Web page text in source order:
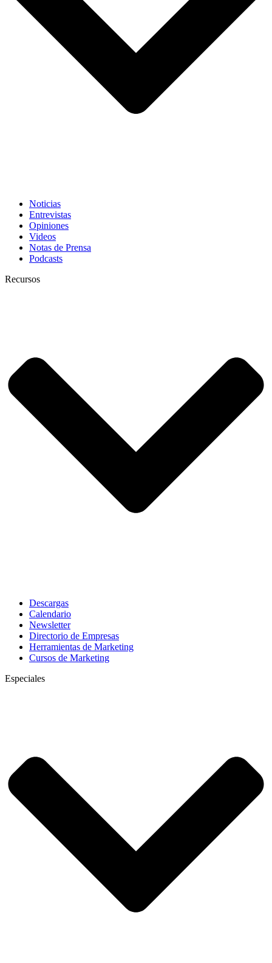
Noticias
Entrevistas
Opiniones
Videos
Notas de Prensa
Podcasts
Recursos
Descargas
Calendario
Newsletter
Directorio de Empresas
Herramientas de Marketing
Cursos de Marketing
Especiales